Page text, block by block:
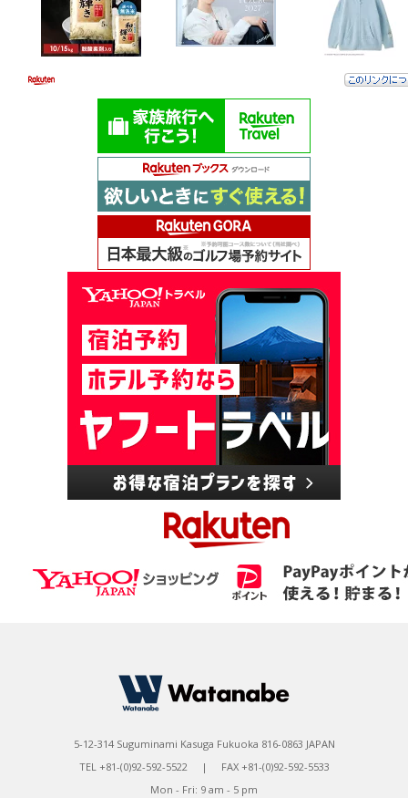
5-12-314 Suguminami Kasuga Fukuoka 816-0863 JAPAN
TEL +81-(0)92-592-5522 | FAX +81-(0)92-592-5533
Mon - Fri: 9 am - 5 pm